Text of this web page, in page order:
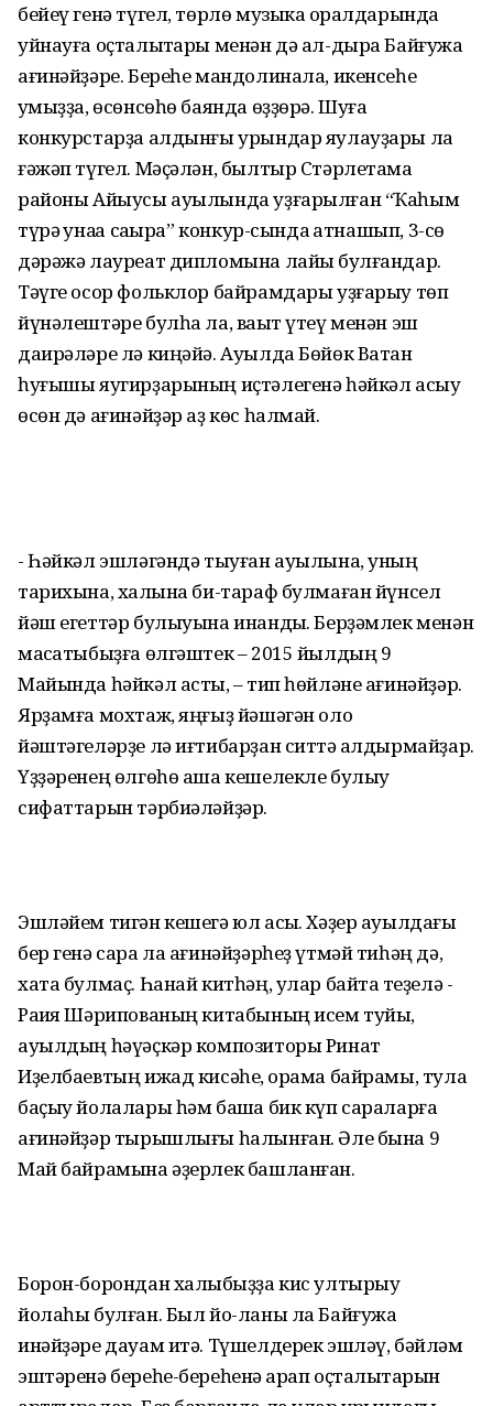
бейеү генә түгел, төрлө музыка ҡоралдарында
уйнауға оҫталыҡтары менән дә ал-дыра Байғужа
ағинәйҙәре. Береһе мандолинала, икенсеһе
ҡумыҙҙа, өсөнсөһө баянда өҙҙөрә. Шуға
конкурстарҙа алдынғы урындар яулауҙары ла
ғәжәп түгел. Мәҫәлән, былтыр Стәрлетамаҡ
районы Айыусы ауылында уҙғарылған “Ҡаһым
түрә ҡунаҡҡа саҡыра” конкур-сында ҡатнашып, 3-сө
дәрәжә лауреат дипломына лайыҡ булғандар.
Тәүге осор фольклор байрамдары уҙғарыу төп
йүнәлештәре булһа ла, ваҡыт үтеү менән эш
даирәләре лә киңәйә. Ауылда Бөйөк Ватан
һуғышы яугирҙарының иҫтәлегенә һәйкәл асыу
өсөн дә ағинәйҙәр аҙ көс һалмай.
- Һәйкәл эшләгәндә тыуған ауылына, уның
тарихына, халҡына би-тараф булмаған йүнсел
йәш егеттәр булыуына инандыҡ. Берҙәмлек менән
маҡсатыбыҙға өлгәштек – 2015 йылдың 9
Майында һәйкәл астыҡ, – тип һөйләне ағинәйҙәр.
Ярҙамға мохтаж, яңғыҙ йәшәгән оло
йәштәгеләрҙе лә иғтибарҙан ситтә ҡалдырмайҙар.
Үҙҙәренең өлгөһө аша кешелекле булыу
сифаттарын тәрбиәләйҙәр.
Эшләйем тигән кешегә юл асыҡ. Хәҙер ауылдағы
бер генә сара ла ағинәйҙәрһеҙ үтмәй тиһәң дә,
хата булмаҫ. Һанай китһәң, улар байтаҡ теҙелә -
Раҡия Шәрипованың китабының исем туйы,
ауылдың һәүәҫкәр композиторы Ринат
Иҙелбаевтың ижад кисәһе, ҡорама байрамы, тула
баҫыу йолалары һәм башҡа бик күп сараларға
ағинәйҙәр тырышлығы һалынған. Әле бына 9
Май байрамына әҙерлек башланған.
Борон-борондан халҡыбыҙҙа кис ултырыу
йолаһы булған. Был йо-ланы ла Байғужа
инәйҙәре дауам итә. Түшелдерек эшләү, бәйләм
эштәренә береһе-береһенә ҡарап оҫталыҡтарын